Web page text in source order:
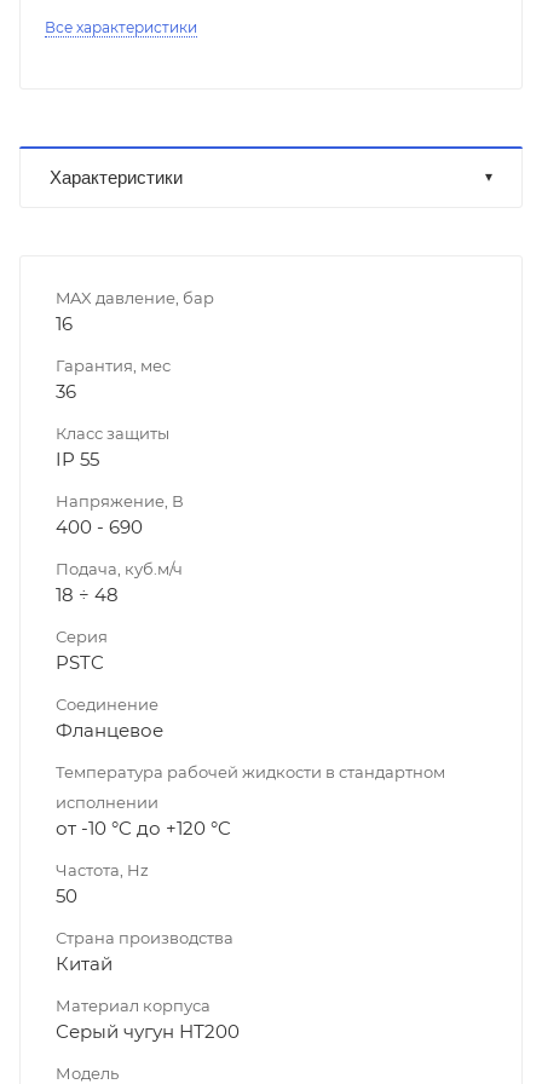
Все характеристики
Характеристики
MAX давление, бар
16
Гарантия, мес
36
Класс защиты
IP 55
Напряжение, В
400 - 690
Подача, куб.м/ч
18 ÷ 48
Серия
PSTC
Соединение
Фланцевое
Температура рабочей жидкости в стандартном
исполнении
от -10 °C до +120 °C
Частота, Hz
50
Страна производства
Китай
Материал корпуса
Серый чугун НТ200
Модель